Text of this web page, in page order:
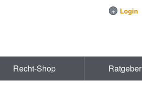
+ Login
Recht-Shop Ratgeber